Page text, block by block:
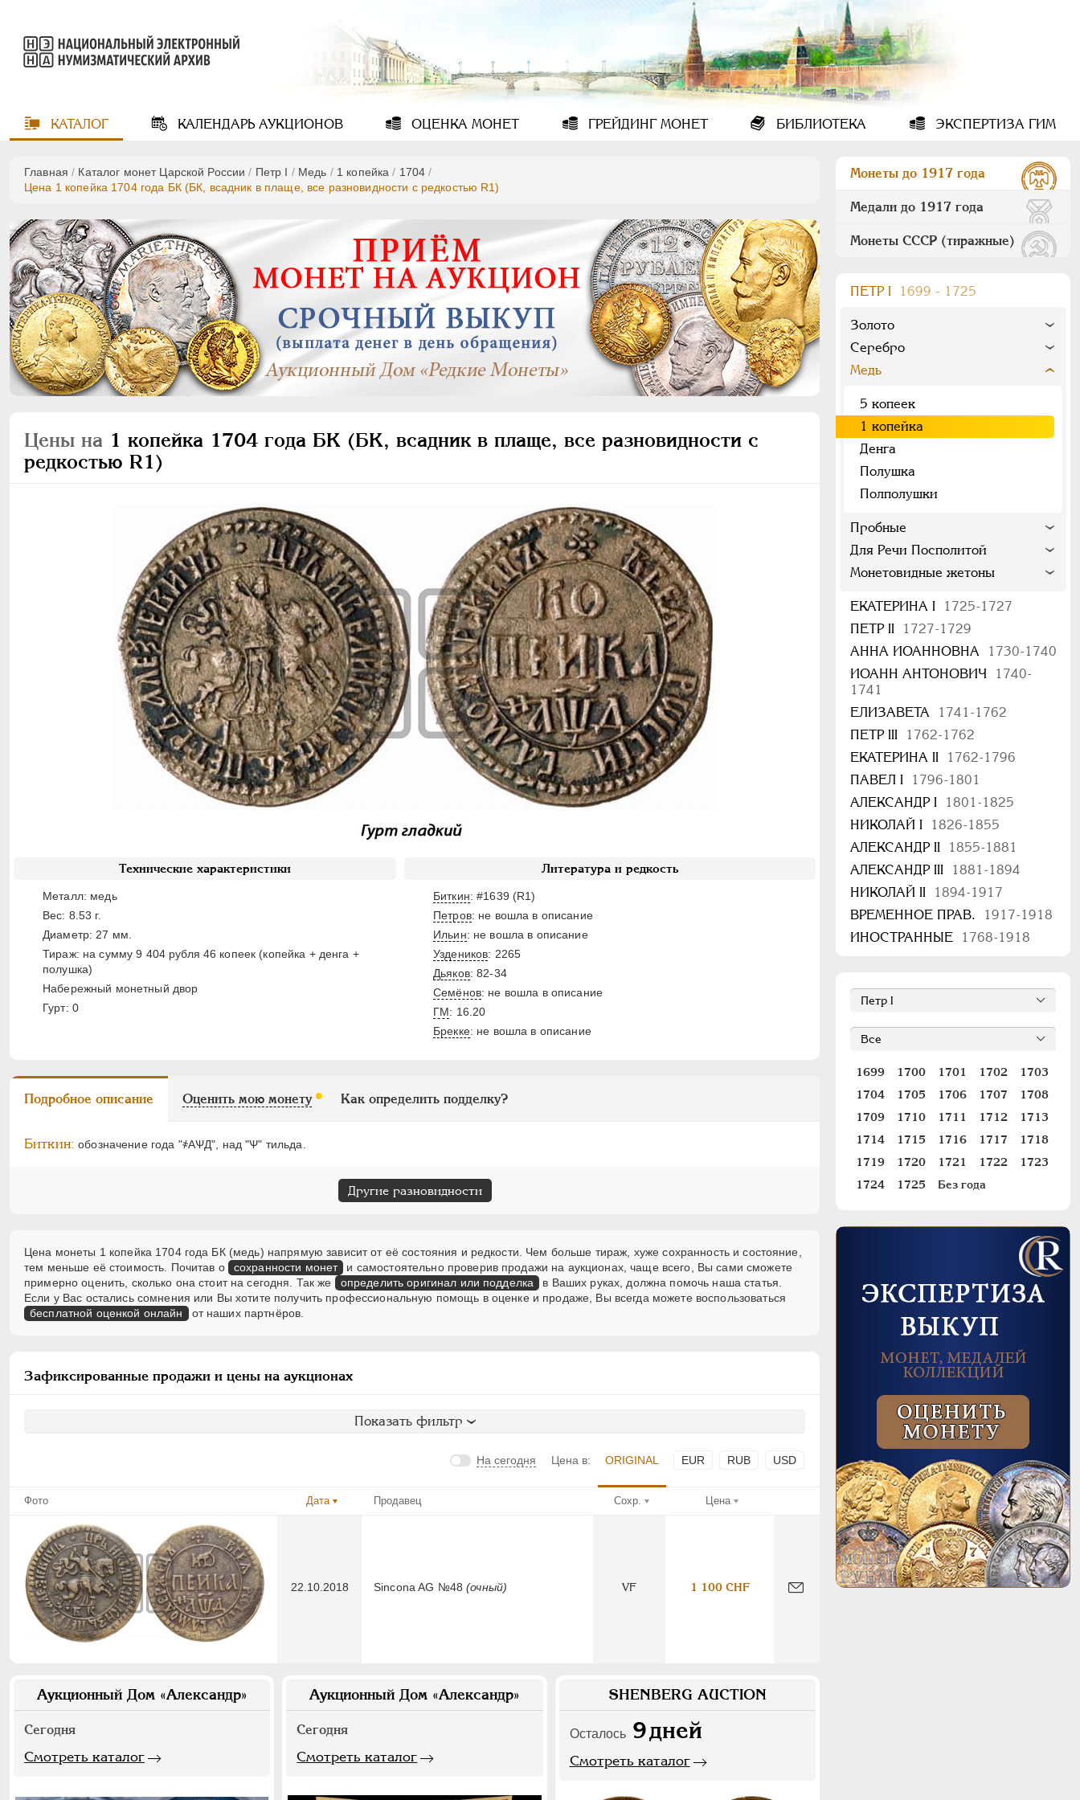
КАТАЛОГ КАЛЕНДАРЬАУКЦИОНОВ ОЦЕНКА МОНЕТ ГРЕЙДИНГМОНЕТ БИБЛИОТЕКА ЭКСПЕРТИЗА ГИМ
Главная / Каталог монет Царской России / Пeтр I / Медь / 1 копейка / 1704 /
Цена 1 копейка 1704 года БК (БК, всадник в плаще, все разновидности с редкостью R1)
Цены на 1 копейка 1704 года БК (БК, всадник в плаще, все разновидности с
редкостью R1)
Технические характеристики
Металл: медь
Вес: 8.53 г.
Диаметр: 27 мм.
Тираж: на сумму 9 404 рубля 46 копеек (копейка + денга +
полушка)
Набережный монетный двор
Гурт: 0
Литература и редкость
Биткин: #1639 (R1)
Петров: не вошла в описание
Ильин: не вошла в описание
Уздеников: 2265
Дьяков: 82-34
Семёнов: не вошла в описание
ГМ: 16.20
Брекке: не вошла в описание
Подробное описание Оценить мою монету Как определить подделку?
Биткин: обозначение года "҂АѰД", над "Ѱ" тильда.
Другие разновидности
Цена монеты 1 копейка 1704 года БК (медь) напрямую зависит от её состояния и редкости. Чем больше тираж, хуже сохранность и состояние,
тем меньше её стоимость. Почитав о
сохранности монет
и самостоятельно проверив продажи на аукционах, чаще всего, Вы сами сможете
примерно оценить, сколько она стоит на сегодня. Так же
определить оригинал или подделка
в Ваших руках, должна помочь наша статья.
Если у Вас остались сомнения или Вы хотите получить профессиональную помощь в оценке и продаже, Вы всегда можете воспользоваться
бесплатной оценкой онлайн от наших партнёров.
Зафиксированные продажи и цены на аукционах
Показать фильтр
На сегодня Цена в: ORIGINAL EUR RUB USD
Фото Дата Продавец Сохр. Цена
22.10.2018 Sincona AG №48(очный) VF 1 100 CHF
Аукционный Дом «Александр»
Сегодня
Смотреть каталог
Аукционный Дом «Александр»
Сегодня
Смотреть каталог
SHENBERG AUCTION
Осталось 9дней
Смотреть каталог
Монеты до 1917 года
Медали до 1917 года
Монеты СССР (тиражные)
ПEТР I 1699 - 1725
Золото
Серебро
Медь
5 копеек
1 копейка
Денга
Полушка
Полполушки
Пробные
Для Речи Посполитой
Монетовидные жетоны
ЕКАТЕРИНА I
1725-1727
ПЕТР II
1727-1729
АННА ИОАННОВНА
1730-1740
ИОАНН АНТОНОВИЧ
1740-
1741
ЕЛИЗАВЕТА
1741-1762
ПЕТР III
1762-1762
ЕКАТЕРИНА II
1762-1796
ПАВЕЛ I
1796-1801
АЛЕКСАНДР I
1801-1825
НИКОЛАЙ I
1826-1855
АЛЕКСАНДР II
1855-1881
АЛЕКСАНДР III
1881-1894
НИКОЛАЙ II
1894-1917
ВРЕМЕННОЕ ПРАВ.
1917-1918
ИНОСТРАННЫЕ
1768-1918
1699 1700 1701 1702
1703
1704
1705 1706 1707
1708
1709
1710 1711 1712
1713
1714
1715 1716 1717
1718
1719
1720 1721 1722
1723
1724
1725 Без года